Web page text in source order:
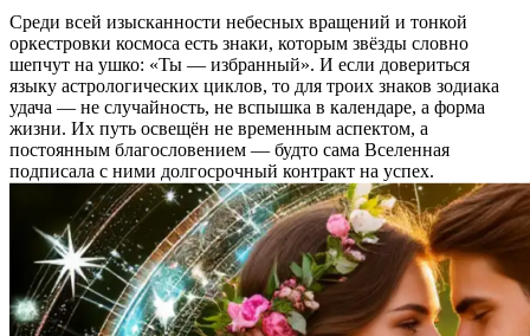
Среди всей изысканности небесных вращений и тонкой
оркестровки космоса есть знаки, которым звёзды словно
шепчут на ушко: «Ты — избранный». И если довериться
языку астрологических циклов, то для троих знаков зодиака
удача — не случайность, не вспышка в календаре, а форма
жизни. Их путь освещён не временным аспектом, а
постоянным благословением — будто сама Вселенная
подписала с ними долгосрочный контракт на успех.